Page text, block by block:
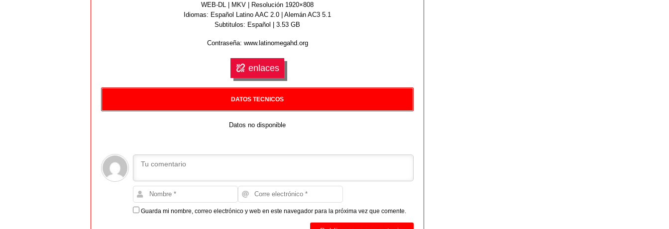
WEB-DL | MKV | Resolución 1920×808
Idiomas: Español Latino AAC 2.0 | Alemán AC3 5.1
Subtitulos: Español | 3.53 GB
Contraseña: www.latinomegahd.org
enlaces
DATOS TECNICOS
Datos no disponible
Guarda mi nombre, correo electrónico y web en este navegador para la próxima vez que comente.